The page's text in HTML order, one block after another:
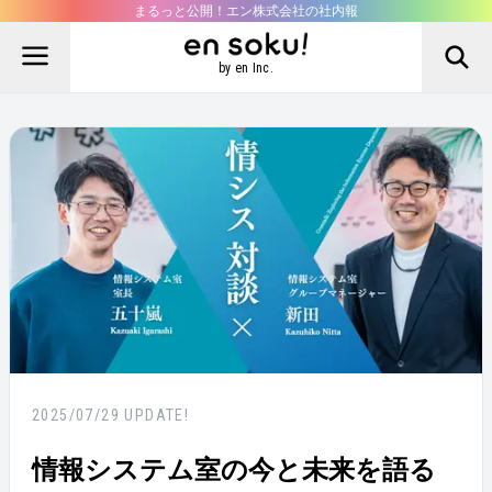
まるっと公開！エン株式会社の社内報
by en Inc.
2025/07/29 UPDATE!
情報システム室の今と未来を語る